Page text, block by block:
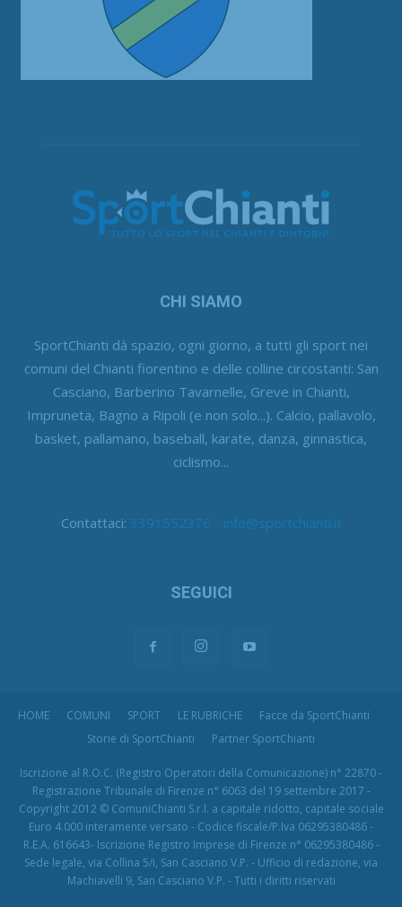
CHI SIAMO
SportChianti dà spazio, ogni giorno, a tutti gli sport nei
comuni del Chianti fiorentino e delle colline circostanti: San
Casciano, Barberino Tavarnelle, Greve in Chianti,
Impruneta, Bagno a Ripoli (e non solo...). Calcio, pallavolo,
basket, pallamano, baseball, karate, danza, ginnastica,
ciclismo...
Contattaci: 3391552376 - info@sportchianti.it
SEGUICI
HOME COMUNI SPORT LE RUBRICHE
Facce da SportChianti
Storie di SportChianti
Partner SportChianti
Iscrizione al R.O.C. (Registro Operatori della Comunicazione) n° 22870 -
Registrazione Tribunale di Firenze n° 6063 del 19 settembre 2017 -
Copyright 2012 © ComuniChianti S.r.l. a capitale ridotto, capitale sociale
Euro 4.000 interamente versato - Codice fiscale/P.Iva 06295380486 -
R.E.A. 616643- Iscrizione Registro Imprese di Firenze n° 06295380486 -
Sede legale, via Collina 5/i, San Casciano V.P. - Ufficio di redazione, via
Machiavelli 9, San Casciano V.P. - Tutti i diritti riservati